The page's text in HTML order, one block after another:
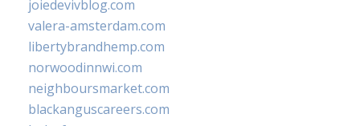
joiedevivblog.com
valera-amsterdam.com
libertybrandhemp.com
norwoodinnwi.com
neighboursmarket.com
blackanguscareers.com